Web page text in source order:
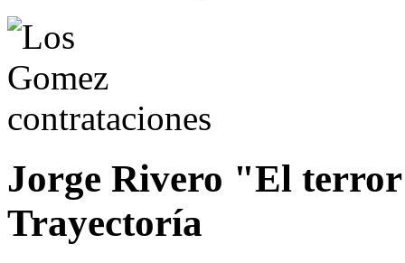
Jorge Rivero "El
Trayectoría